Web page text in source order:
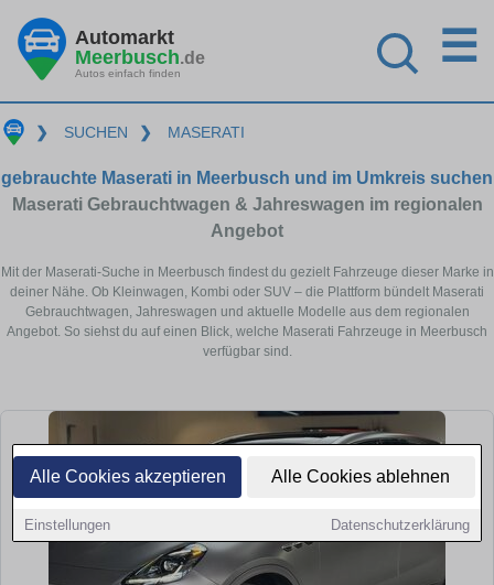
Alle Cookies akzeptieren Alle Cookies ablehnen
Einstellungen Datenschutzerklärung
Automarkt
Meerbusch.de
Autos einfach finden
☰
❯ SUCHEN ❯ MASERATI
gebrauchte Maserati in Meerbusch und im Umkreis suchen
Maserati Gebrauchtwagen & Jahreswagen im regionalen
Angebot
Mit der Maserati-Suche in Meerbusch findest du gezielt Fahrzeuge dieser Marke in
deiner Nähe. Ob Kleinwagen, Kombi oder SUV – die Plattform bündelt Maserati
Gebrauchtwagen, Jahreswagen und aktuelle Modelle aus dem regionalen
Angebot. So siehst du auf einen Blick, welche Maserati Fahrzeuge in Meerbusch
verfügbar sind.